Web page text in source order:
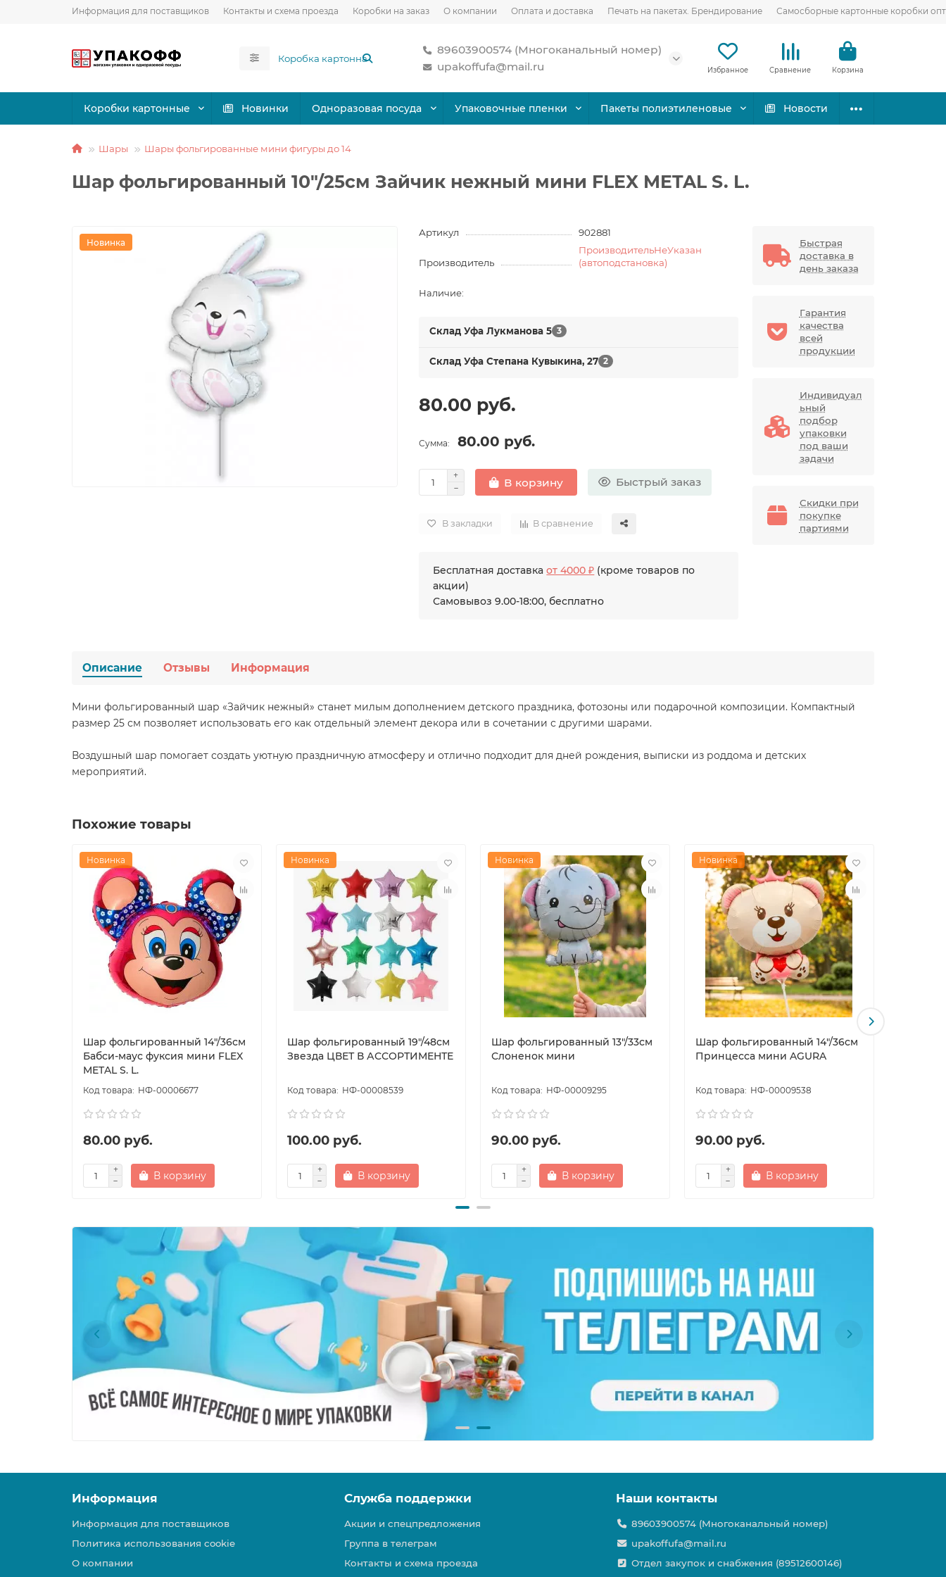
Информация для поставщиков Контакты и схема проезда Коробки на заказ О компании Оплата и доставка Печать на пакетах. Брендирование Самосборные картонные коробки
89603900574 (Многоканальный номер)
upakoffufa@mail.ru
Избранное Сравнение Корзина
Коробки картонные Новинки Одноразовая посуда Упаковочные пленки Пакеты полиэтиленовые Новости
Шары Шары фольгированные мини фигуры до 14
Шар фольгированный 10"/25см Зайчик нежный мини FLEX METAL S. L.
Новинка
Артикул 902881
Производитель
ПроизводительНеУказан
(автоподстановка)
Наличие:
Склад Уфа Лукманова 5 3
Склад Уфа Степана Кувыкина, 27 2
80.00 руб.
Сумма: 80.00 руб.
В корзину Быстрый заказ
В закладки В сравнение
Бесплатная доставкаот 4000 ₽ (кроме товаров по
акции)
Самовывоз 9.00-18:00, бесплатно
Быстрая
доставка в
день заказа
Гарантия
качества
всей
продукции
Индивидуал
ьный
подбор
упаковки
под ваши
задачи
Скидки при
покупке
партиями
Описание Отзывы Информация
Мини фольгированный шар «Зайчик нежный» станет милым дополнением детского праздника, фотозоны или подарочной композиции. Компактный
размер 25 см позволяет использовать его как отдельный элемент декора или в сочетании с другими шарами.
Воздушный шар помогает создать уютную праздничную атмосферу и отлично подходит для дней рождения, выписки из роддома и детских
мероприятий.
Похожие товары
Новинка
Шар фольгированный 14"/36см
Бабси-маус фуксия мини FLEX
METAL S. L.
НФ-00006677
80.00 руб.
В корзину
Новинка
Шар фольгированный 19"/48см
Звезда ЦВЕТ В АССОРТИМЕНТЕ
НФ-00008539
100.00 руб.
В корзину
Новинка
Шар фольгированный 13"/33см
Слоненок мини
НФ-00009295
90.00 руб.
В корзину
Новинка
Шар фольгированный 14"/36см
Принцесса мини AGURA
НФ-00009538
90.00 руб.
В корзину
Информация
Информация для поставщиков
Политика использования cookie
О компании
Служба поддержки
Акции и спецпредложения
Группа в телеграм
Контакты и схема проезда
Наши контакты
89603900574 (Многоканальный номер)
upakoffufa@mail.ru
Отдел закупок и снабжения (89512600146)